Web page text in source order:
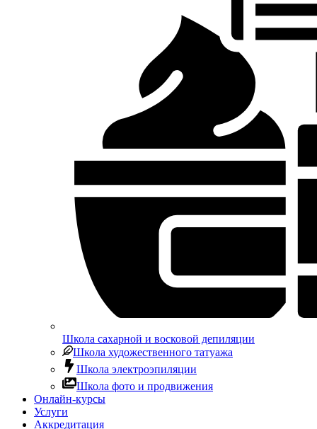
Школа сахарной и восковой депиляции
Школа художественного татуажа
Школа электроэпиляции
Школа фото и продвижения
Онлайн-курсы
Услуги
Аккредитация